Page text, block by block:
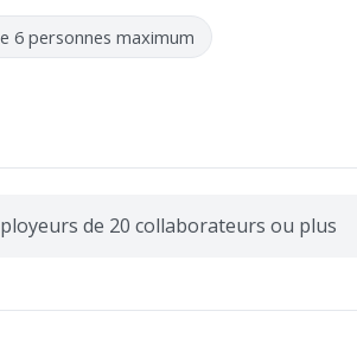
6 personnes maximum
de 20 collaborateurs ou plus